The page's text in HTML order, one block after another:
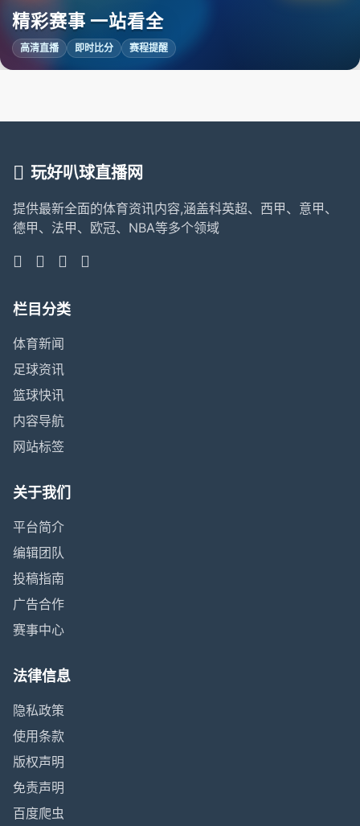
精彩赛事 一站看全
高清直播 即时比分 赛程提醒
玩好叭球直播网
提供最新全面的体育资讯内容,涵盖科英超、西甲、意甲、
德甲、法甲、欧冠、NBA等多个领域
栏目分类
体育新闻
足球资讯
篮球快讯
内容导航
网站标签
关于我们
平台简介
编辑团队
投稿指南
广告合作
赛事中心
法律信息
隐私政策
使用条款
版权声明
免责声明
百度爬虫